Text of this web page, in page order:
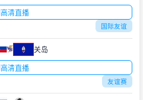
高清直播
国际友谊
关岛
高清直播
友谊赛